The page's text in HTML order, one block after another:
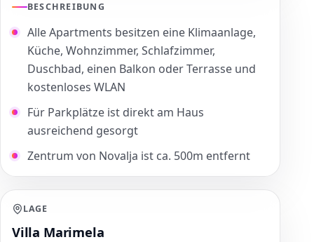
BESCHREIBUNG
Alle Apartments besitzen eine Klimaanlage,
Küche, Wohnzimmer, Schlafzimmer,
Duschbad, einen Balkon oder Terrasse und
kostenloses WLAN
Für Parkplätze ist direkt am Haus
ausreichend gesorgt
Zentrum von Novalja ist ca. 500m entfernt
LAGE
Villa Marimela